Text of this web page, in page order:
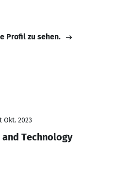
Profil zu sehen.
Okt. 2023
Technology